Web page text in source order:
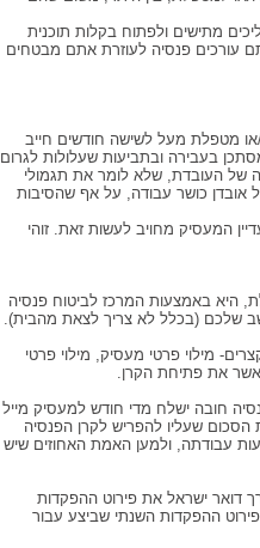
מתישים ולפתוח בקלות תוכנית
עורכים פנסיה לעוזרת אתם מבטחים
בית ו/או מטפלת מעל לשישה חודשים חייב
בעבירה ובתביעות שעלולות לגרום
של העובדת, שלא לומר את תגמולי
אובדן כושר עבודה, על אף שהסיבות
המעסיק מחויב לעשות זאת. זוהי
היא באמצעות המרכז לביטוח פנסיה
שלכם (בכלל לא צריך לצאת מהבית).
מילוי פרטי מעסיק, מילוי פרטי
את פתיחת הקרן.
חובה ישלח מדי חודש למעסיק מייל
שעליו להפריש לקרן הפנסיה
עבודתה, ולמען האמת האחוזים שיש
דואר ישראל את פירוט ההפקדות
ההפקדות השנתי שביצע עבור